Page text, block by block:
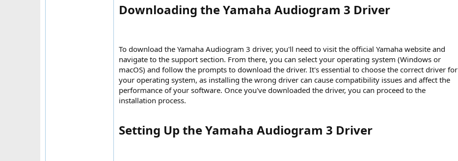
Downloading the Yamaha Audiogram 3 Driver​
To download the Yamaha Audiogram 3 driver, you'll need to visit the official Yamaha website and
navigate to the support section. From there, you can select your operating system (Windows or
macOS) and follow the prompts to download the driver. It's essential to choose the correct driver for
your operating system, as installing the wrong driver can cause compatibility issues and affect the
performance of your software. Once you've downloaded the driver, you can proceed to the
installation process.
Setting Up the Yamaha Audiogram 3 Driver​